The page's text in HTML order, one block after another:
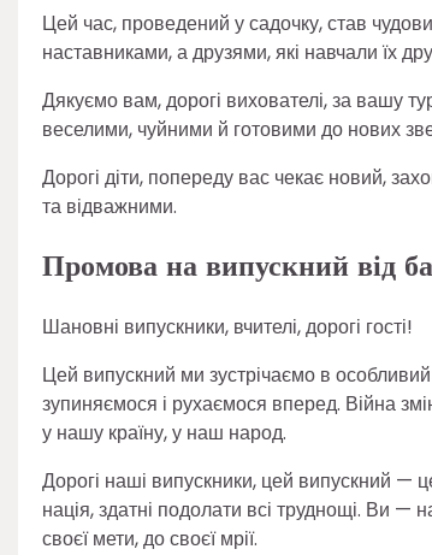
Цей час, проведений у садочку, став
наставниками, а друзями, які навчали їх
Дякуємо вам, дорогі вихователі, за вашу
веселими, чуйними й готовими до нових
Дорогі діти, попереду вас чекає новий,
та відважними.
Промова на випускний від
Шановні випускники, вчителі, дорогі гості!
Цей випускний ми зустрічаємо в
зупиняємося і рухаємося вперед. Війна
у нашу країну, у наш народ.
Дорогі наші випускники, цей випускний —
нація, здатні подолати всі труднощі. Ви
своєї мети, до своєї мрії.